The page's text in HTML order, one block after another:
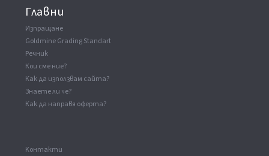
Главни
Изпращане
Goldmine Grading Standart
Речник
Кои сме ние?
Как да използвам сайта?
Знаете ли че?
Как да направя оферта?
Kонтакти